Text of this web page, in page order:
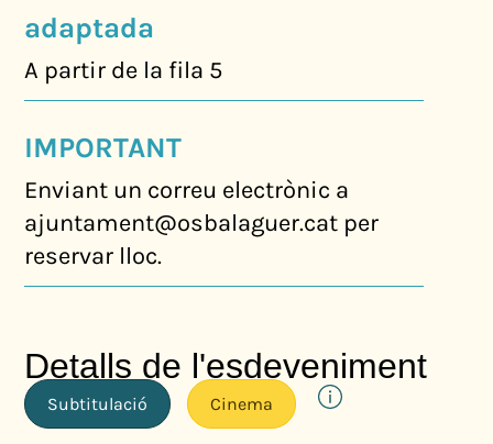
adaptada
A partir de la fila 5
IMPORTANT
Enviant un correu electrònic a
ajuntament@osbalaguer.cat per
reservar lloc.
Detalls de l'esdeveniment
Subtitulació Cinema